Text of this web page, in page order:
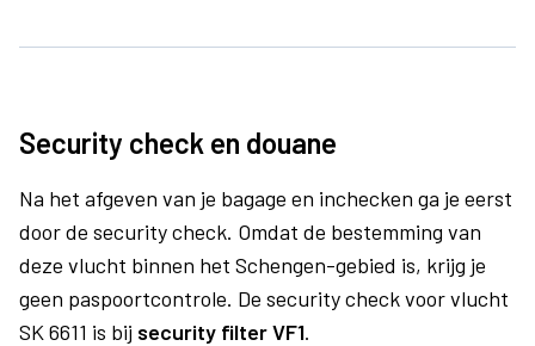
Security check en douane
Na het afgeven van je bagage en inchecken ga je eerst
door de security check. Omdat de bestemming van
deze vlucht binnen het Schengen-gebied is, krijg je
geen paspoortcontrole. De security check voor vlucht
SK 6611 is bij security filter VF1.